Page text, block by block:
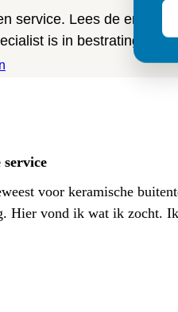
service. Lees de
is in bestrating en
service
voor keramische
Hier vond ik wat ik zocht.